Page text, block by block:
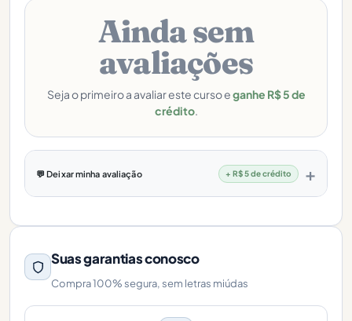
Ainda sem
avaliações
Seja o primeiro a avaliar este curso eganhe R$ 5 de
crédito.
💬 Deixar minha avaliação + R$ 5 de crédito
Suas garantias conosco
Compra 100% segura, sem letras miúdas